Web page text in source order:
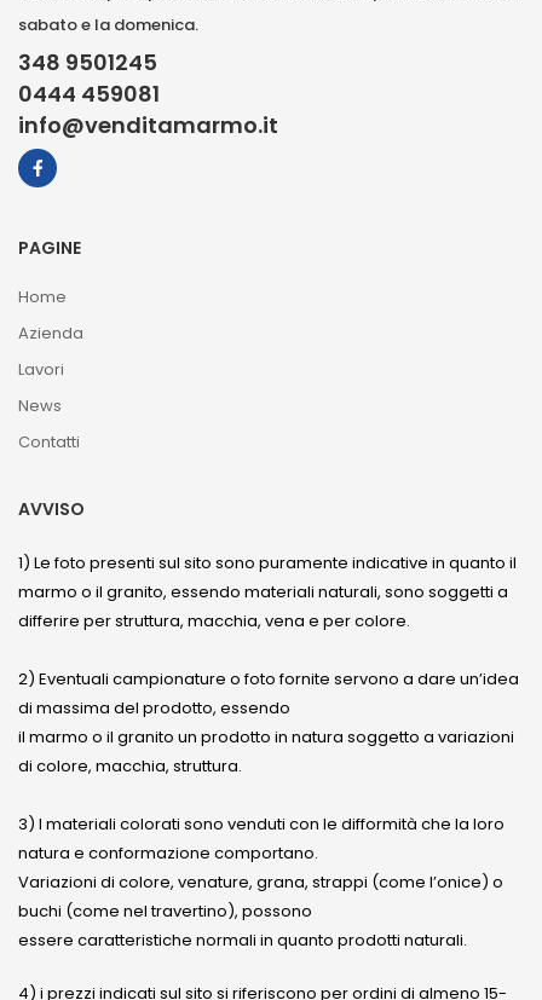
sabato e la domenica.
348 9501245
0444 459081
info@venditamarmo.it
PAGINE
Home
Azienda
Lavori
News
Contatti
AVVISO
1) Le foto presenti sul sito sono puramente indicative in quanto il
marmo o il granito, essendo materiali naturali, sono soggetti a
differire per struttura, macchia, vena e per colore.
2) Eventuali campionature o foto fornite servono a dare un’idea
di massima del prodotto, essendo
il marmo o il granito un prodotto in natura soggetto a variazioni
di colore, macchia, struttura.
3) I materiali colorati sono venduti con le difformità che la loro
natura e conformazione comportano.
Variazioni di colore, venature, grana, strappi (come l’onice) o
buchi (come nel travertino), possono
essere caratteristiche normali in quanto prodotti naturali.
4) i prezzi indicati sul sito si riferiscono per ordini di almeno 15-